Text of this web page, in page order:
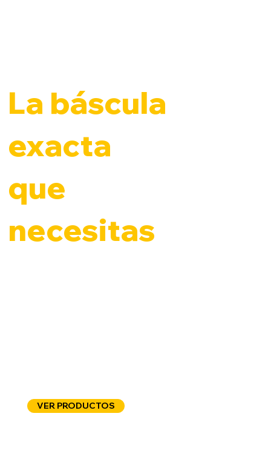
La báscula
exacta
que
necesitas
VER PRODUCTOS